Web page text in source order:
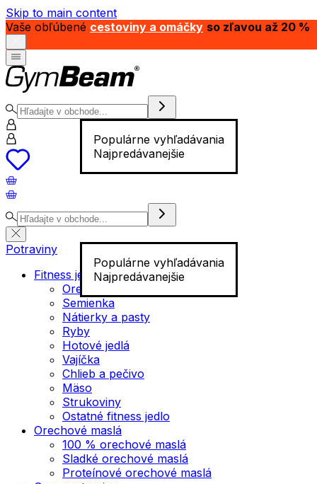
Skip to main content
Vaše obľúbené cestoviny a omáčky so zľavou až 20 %
Populárne vyhľadávania
Najpredávanejšie
Populárne vyhľadávania
Najpredávanejšie
Potraviny
Fitness jedlo
Orechy
Semienka
Nátierky a pasty
Ryby
Hotové jedlá
Vajíčka
Chlieb a pečivo
Mäso
Strukoviny
Ostatné fitness jedlo
Orechové maslá
100 % orechové maslá
Sladké orechové maslá
Proteínové orechové maslá